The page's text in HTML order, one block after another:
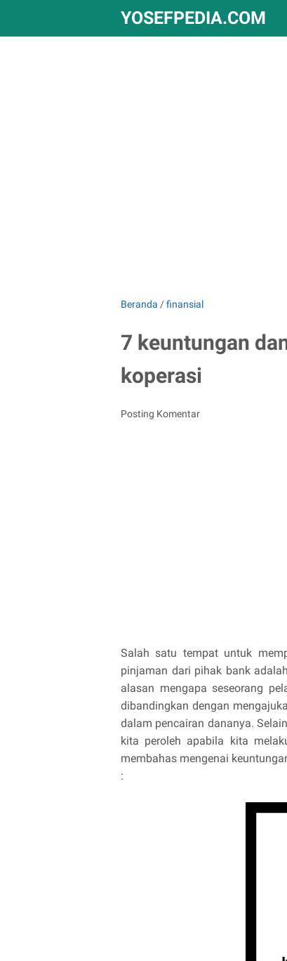
YOSEFPEDIA.COM
Beranda /finansial
7 keuntungan
koperasi
Posting Komentar
Salah satu tempat untuk
pinjaman dari pihak bank
alasan mengapa seseorang
dibandingkan dengan
dalam pencairan dananya.
kita peroleh apabila kita
membahas mengenai
: